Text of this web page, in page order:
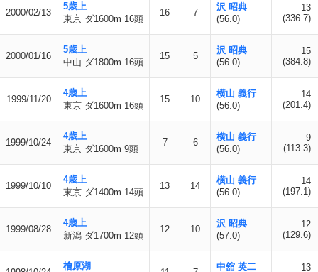
2000/02/13
5歳上
東京 ダ1600m 16頭
16 7
沢 昭典
(56.0)
13
(336.7)
2000/01/16
5歳上
中山 ダ1800m 16頭
15 5
沢 昭典
(56.0)
15
(384.8)
1999/11/20
4歳上
東京 ダ1600m 16頭
15 10
横山 義行
(56.0)
14
(201.4)
1999/10/24
4歳上
東京 ダ1600m 9頭
7 6
横山 義行
(56.0)
9
(113.3)
1999/10/10
4歳上
東京 ダ1400m 14頭
13 14
横山 義行
(56.0)
14
(197.1)
1999/08/28
4歳上
新潟 ダ1700m 12頭
12 10
沢 昭典
(57.0)
12
(129.6)
檜原湖
中舘 英二
13